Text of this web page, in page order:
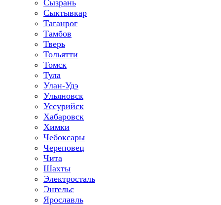
Сызрань
Сыктывкар
Таганрог
Тамбов
Тверь
Тольятти
Томск
Тула
Улан-Удэ
Ульяновск
Уссурийск
Хабаровск
Химки
Чебоксары
Череповец
Чита
Шахты
Электросталь
Энгельс
Ярославль